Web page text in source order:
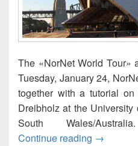
The «NorNet World Tour»
Tuesday, January 24,
together with a tutorial
Dreibholz at the
South Wales/
Continue reading NorNet
→